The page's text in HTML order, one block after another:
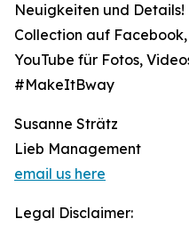
Neuigkeiten und
Collection auf
YouTube für Fotos,
#MakeItBway
Susanne Strätz
Lieb Management
email us here
Legal Disclaimer: